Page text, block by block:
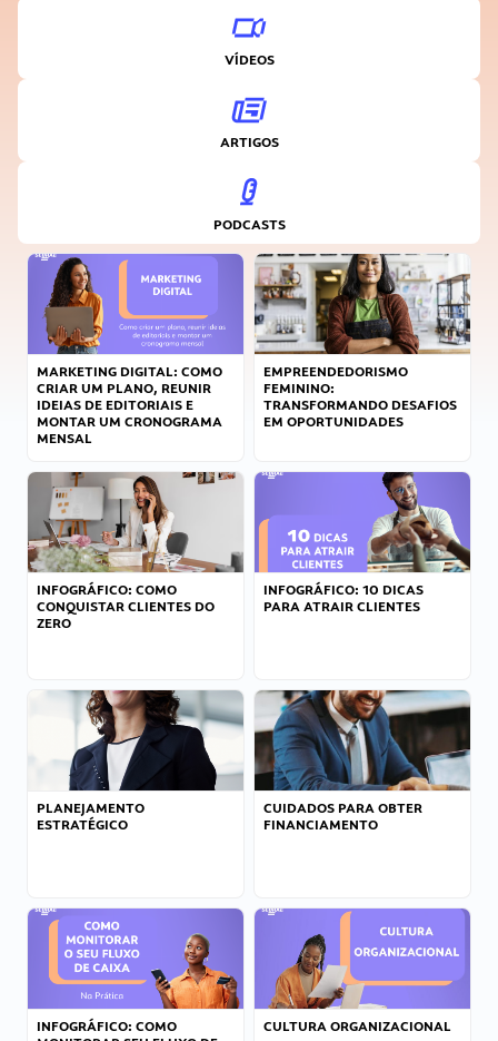
VÍDEOS
ARTIGOS
PODCASTS
MARKETING DIGITAL: COMO
CRIAR UM PLANO, REUNIR
IDEIAS DE EDITORIAIS E
MONTAR UM CRONOGRAMA
MENSAL
EMPREENDEDORISMO
FEMININO:
TRANSFORMANDO DESAFIOS
EM OPORTUNIDADES
INFOGRÁFICO: COMO
CONQUISTAR CLIENTES DO
ZERO
INFOGRÁFICO: 10 DICAS
PARA ATRAIR CLIENTES
PLANEJAMENTO
ESTRATÉGICO
CUIDADOS PARA OBTER
FINANCIAMENTO
INFOGRÁFICO: COMO
CULTURA ORGANIZACIONAL